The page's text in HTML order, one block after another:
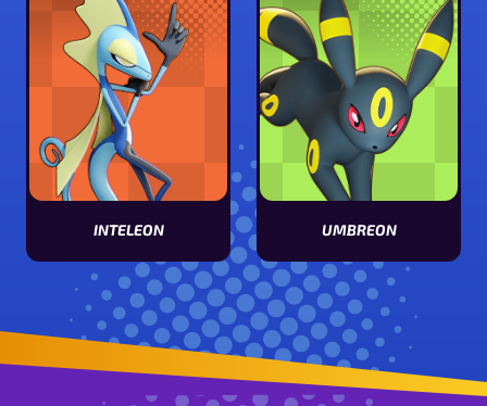
INTELEON
Ver características de Inteleon
UMBREON
Ver características de Umbreon